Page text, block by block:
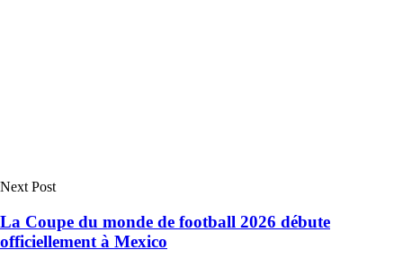
Next Post
La Coupe du monde de football 2026 débute
officiellement à Mexico